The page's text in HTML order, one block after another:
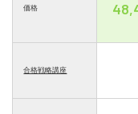
価格
合格戦略講座